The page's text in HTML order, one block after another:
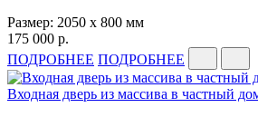
Размер: 2050 x 800 мм
175 000 р.
ПОДРОБНЕЕ ПОДРОБНЕЕ
Входная дверь из массива в частный